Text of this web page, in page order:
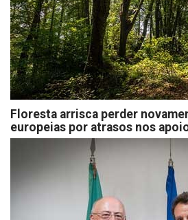
Floresta arrisca perder
europeias por atrasos nos